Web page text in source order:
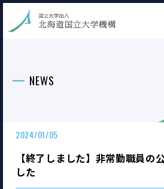
NEWS
2024/01/05
【終了しました】非常勤職員の
した